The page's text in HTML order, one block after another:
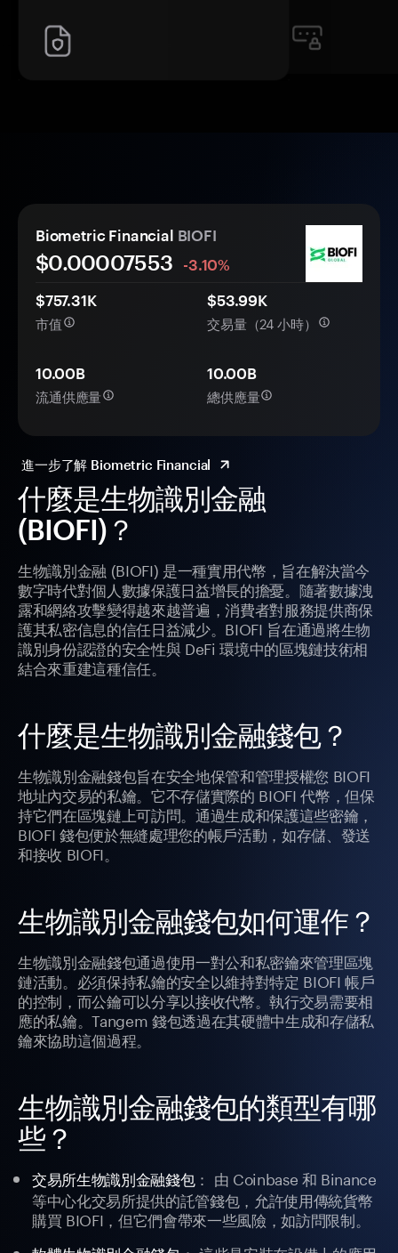
什麼是生物識別金融
(BIOFI)？
生物識別金融 (BIOFI) 是一種實用代幣，旨在解決當今
數字時代對個人數據保護日益增長的擔憂。隨著數據洩
露和網絡攻擊變得越來越普遍，消費者對服務提供商保
護其私密信息的信任日益減少。BIOFI 旨在通過將生物
識別身份認證的安全性與 DeFi 環境中的區塊鏈技術相
結合來重建這種信任。
什麼是生物識別金融錢包？
生物識別金融錢包旨在安全地保管和管理授權您 BIOFI
地址內交易的私鑰。它不存儲實際的 BIOFI 代幣，但保
持它們在區塊鏈上可訪問。通過生成和保護這些密鑰，
BIOFI 錢包便於無縫處理您的帳戶活動，如存儲、發送
和接收 BIOFI。
生物識別金融錢包如何運作？
生物識別金融錢包通過使用一對公和私密鑰來管理區塊
鏈活動。必須保持私鑰的安全以維持對特定 BIOFI 帳戶
的控制，而公鑰可以分享以接收代幣。執行交易需要相
應的私鑰。Tangem 錢包透過在其硬體中生成和存儲私
鑰來協助這個過程。
生物識別金融錢包的類型有哪
些？
交易所生物識別金融錢包： 由 Coinbase 和 Binance
等中心化交易所提供的託管錢包，允許使用傳統貨幣
購買 BIOFI，但它們會帶來一些風險，如訪問限制。
Biometric Financial BIOFI
$0.00007553
-3.10%
$757.31K
市值
$53.99K
交易量（24 小時）
10.00B
流通供應量
10.00B
總供應量
進一步了解 Biometric Financial